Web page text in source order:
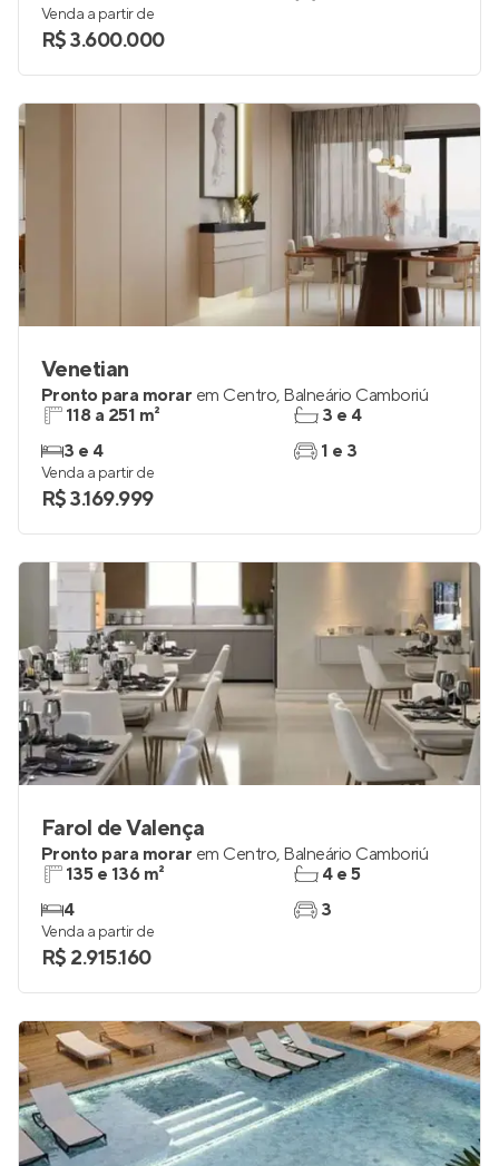
Venda a partir de
R$ 3.600.000
Venetian
Pronto para morar em Centro, Balneário Camboriú
118 a 251 m²
3 e 4
3 e 4
1 e 3
Venda a partir de
R$ 3.169.999
Farol de Valença
Pronto para morar em Centro, Balneário Camboriú
135 e 136 m²
4
4 e 5
3
Venda a partir de
R$ 2.915.160